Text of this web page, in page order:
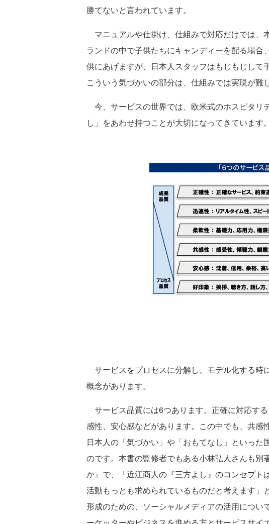
勝てないと言われています。
マニュアルや仕掛け、仕組みで対応だけでは、
ランドの中で子供たちにキャンディーを配る場合
供にあげますが、日本人スタッフはもじもじして
こういう気づかいの部分は、仕組みでは実現が難
今、サービスの世界では、欧米式のホスピタリ
し」をあわせ持つことが大切になってきています。
サービスをプロセスに分解し、モデル化する時
概念があります。
サービス品質には6つあります。正確に対応す
感性、安心感などがあります。この中でも、共感
日本人の「気づかい」や「おもてなし」といった
のです。本書の監修者でもある小林弘人さんも別
か』で、「近江商人の『三方よし』のコンセプト
活動もっとも求められているものだと考えます」
形成のための、ソーシャルメディアの活用につい